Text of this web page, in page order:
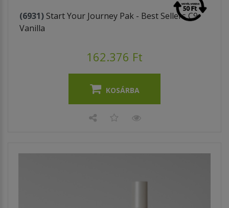
(6931) Start Your Journey Pak - Best Sellers C9
Vanilla
162.376 Ft
KOSÁRBA